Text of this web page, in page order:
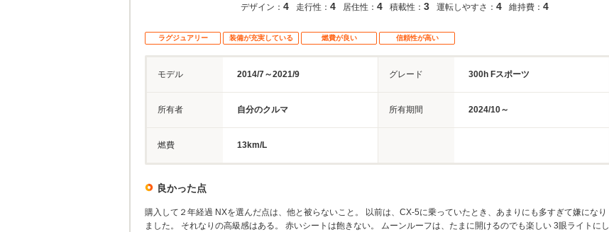
デザイン： 4 走行性： 4 居住性： 4 積載性： 3 運転しやすさ： 4 維持費： 4
ラグジュアリー 装備が充実している 燃費が良い 信頼性が高い
モデル 2014/7～2021/9 グレード 300h Fスポーツ
所有者 自分のクルマ 所有期間 2024/10～
燃費 13km/L
良かった点
購入して２年経過 NXを選んだ点は、他と被らないこと。 以前は、CX-5に乗っていたとき、あまりにも多すぎて嫌になり
ました。 それなりの高級感はある。 赤いシートは飽きない。 ムーンルーフは、たまに開けるのでも楽しい 3眼ライトにし